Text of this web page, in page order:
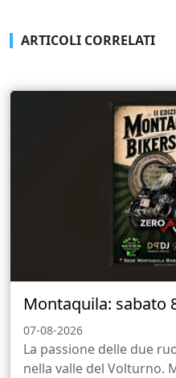
ARTICOLI CORRELATI
Montaquila: sabato
07-08-2026
La passione delle due
nella valle del Volturno.